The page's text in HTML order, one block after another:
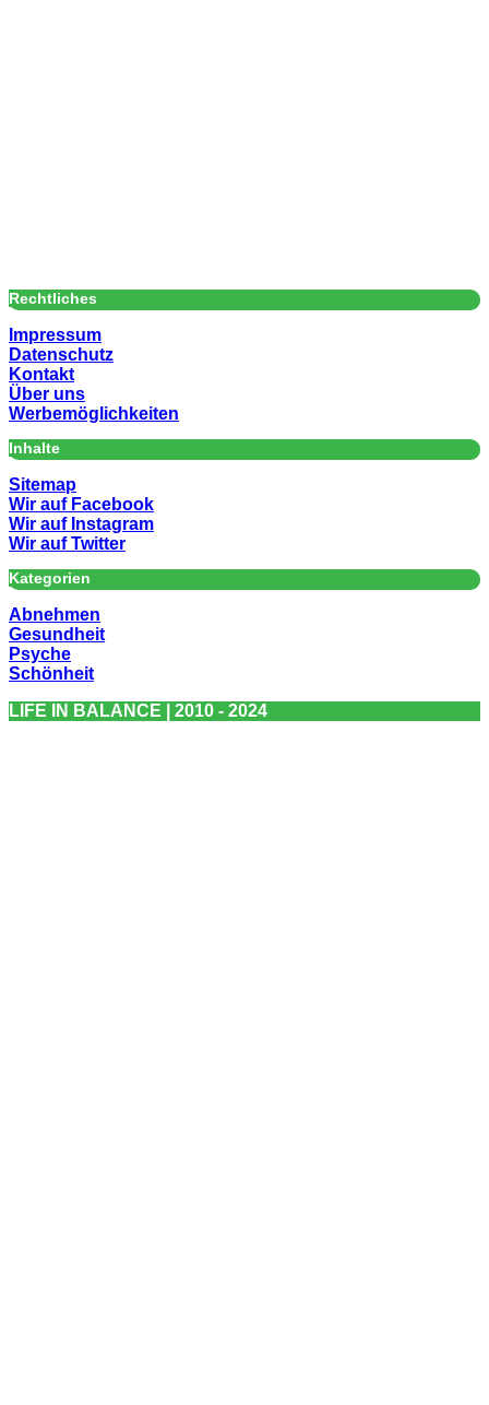
Rechtliches
Impressum
Datenschutz
Kontakt
Über uns
Werbemöglichkeiten
Inhalte
Sitemap
Wir auf Facebook
Wir auf Instagram
Wir auf Twitter
Kategorien
Abnehmen
Gesundheit
Psyche
Schönheit
LIFE IN BALANCE | 2010 - 2024